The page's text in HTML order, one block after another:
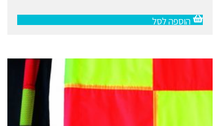
הוספה לסל